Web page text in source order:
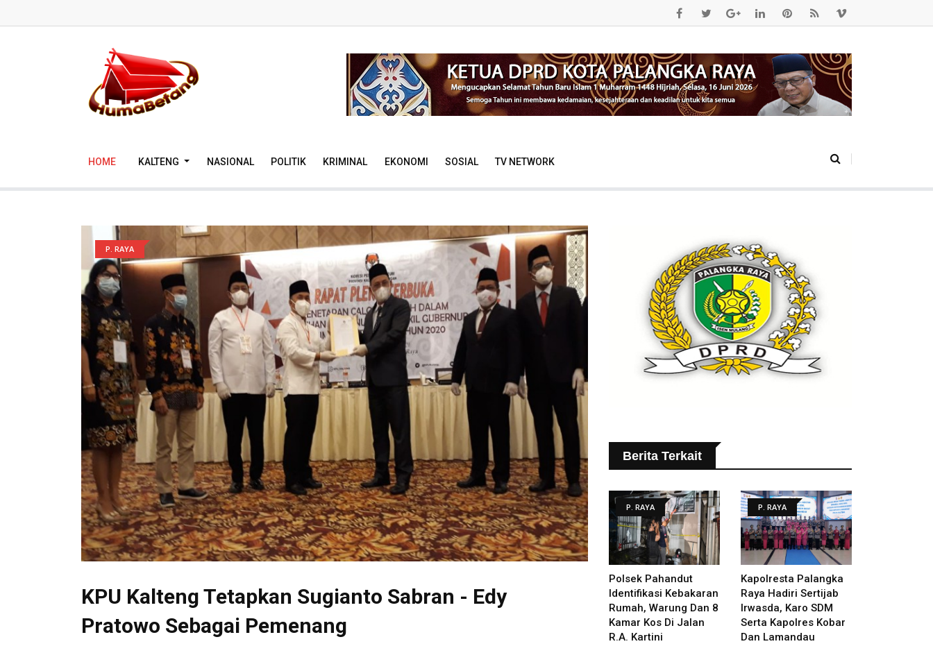
HOME KALTENG NASIONAL POLITIK KRIMINAL EKONOMI SOSIAL TV NETWORK
P. RAYA
KPU Kalteng Tetapkan Sugianto Sabran - Edy
Pratowo Sebagai Pemenang
Berita Terkait
P. RAYA
Polsek Pahandut
Identifikasi Kebakaran
Rumah, Warung Dan 8
Kamar Kos Di Jalan
R.A. Kartini
P. RAYA
Kapolresta Palangka
Raya Hadiri Sertijab
Irwasda, Karo SDM
Serta Kapolres Kobar
Dan Lamandau